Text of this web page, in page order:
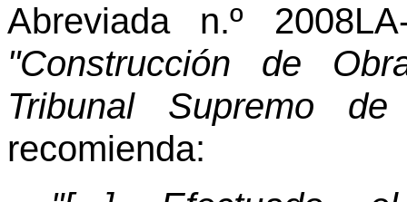
Abreviada n.º
"Construcción de
Tribunal Supremo
recomienda: